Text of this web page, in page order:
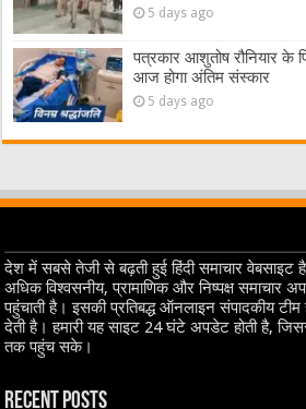
5 days ago
पत्रकार आशुतोष रौनियार के
आज होगा अंतिम संस्कार
5 days ago
देश में सबसे तेजी से बढ़ती हुई हिंदी समाचार वेबसाइट
अधिक विश्वसनीय, प्रामाणिक और निष्पक्ष समाचार
पहुंचाती है। इसकी प्रतिबद्ध ऑनलाइन संपादकीय
देती है। हमारी यह साइट 24 घंटे अपडेट होती है,
तक पहुंच सके।
Recent Posts